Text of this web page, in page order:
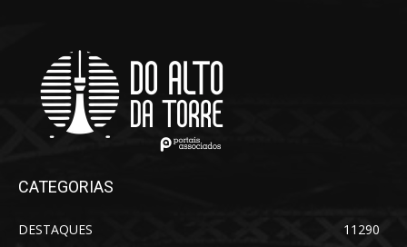
CATEGORIAS
DESTAQUES
11290